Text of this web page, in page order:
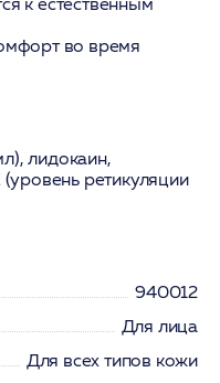
к естественным
во время
лидокаин,
ретикуляции
940012
Для лица
Для всех типов кожи